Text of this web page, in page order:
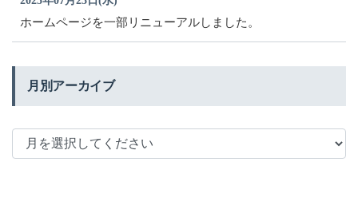
ホームページを一部リニューアルしました。
月別アーカイブ